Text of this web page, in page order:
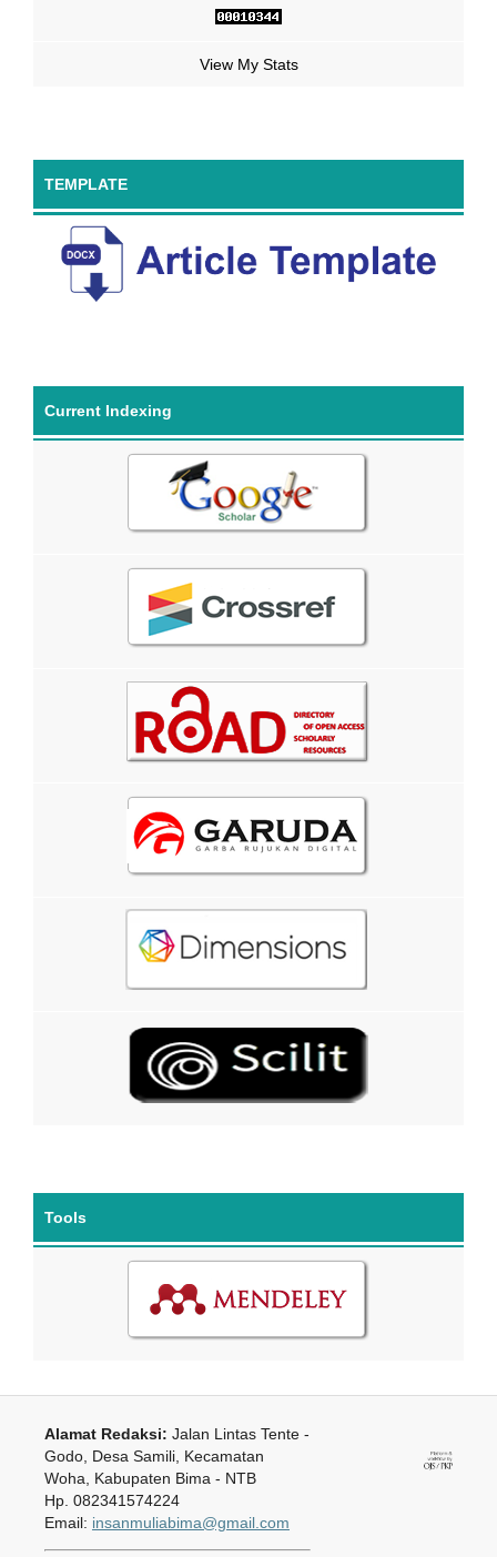
View My Stats
TEMPLATE
Current Indexing
Tools
Alamat Redaksi: Jalan Lintas Tente -
Godo, Desa Samili, Kecamatan
Woha, Kabupaten Bima - NTB
Hp. 082341574224
Email: insanmuliabima@gmail.com